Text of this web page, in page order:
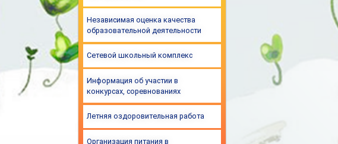
Независимая оценка качества
образовательной деятельности
Сетевой школьный комплекс
Информация об участии в
конкурсах, соревнованиях
Летняя оздоровительная работа
Организация питания в